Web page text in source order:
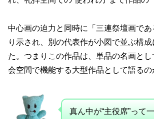
中心画の迫力と同時に「三連祭壇画であ
り示され、別の代表作が小図で並ぶ構
た。つまりこの作品は、単品の名画と
会空間で機能する大型作品として語るの
真ん中が“主役席”って